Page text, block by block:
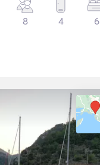
8 4 6